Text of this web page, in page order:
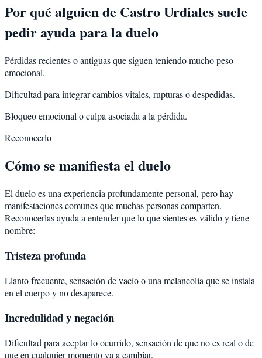
Por qué alguien de Castro Urdialessuele
pedir ayuda para laduelo
Pérdidas recientes o antiguas que siguen teniendo mucho peso
emocional.
Dificultad para integrar cambios vitales, rupturas o despedidas.
Bloqueo emocional o culpa asociada a la pérdida.
Reconocerlo
Cómo se manifiesta el duelo
El duelo es una experiencia profundamente personal, pero hay
manifestaciones comunes que muchas personas comparten.
Reconocerlas ayuda a entender que lo que sientes es válido y tiene
nombre:
Tristeza profunda
Llanto frecuente, sensación de vacío o una melancolía que se instala
en el cuerpo y no desaparece.
Incredulidad y negación
Dificultad para aceptar lo ocurrido, sensación de que no es real o de
que en cualquier momento va a cambiar.